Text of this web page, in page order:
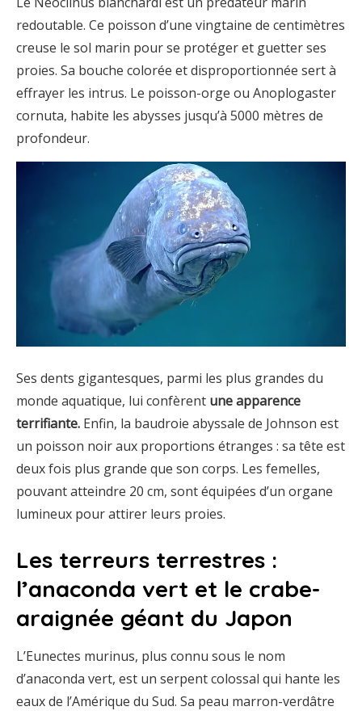
redoutable. Ce poisson d’une vingtaine de centimètres
creuse le sol marin pour se protéger et guetter ses
proies. Sa bouche colorée et disproportionnée sert à
effrayer les intrus. Le poisson-orge ou Anoplogaster
cornuta, habite les abysses jusqu’à 5000 mètres de
profondeur.
Ses dents gigantesques, parmi les plus grandes du
monde aquatique, lui confèrent une apparence
terrifiante. Enfin, la baudroie abyssale de Johnson est
un poisson noir aux proportions étranges : sa tête est
deux fois plus grande que son corps. Les femelles,
pouvant atteindre 20 cm, sont équipées d’un organe
lumineux pour attirer leurs proies.
Les terreurs terrestres :
l’anaconda vert et le crabe-
araignée géant du Japon
L’Eunectes murinus, plus connu sous le nom
d’anaconda vert, est un serpent colossal qui hante les
eaux de l’Amérique du Sud. Sa peau marron-verdâtre